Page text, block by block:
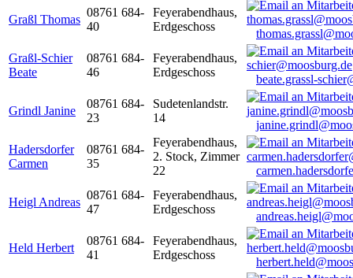
Graßl Thomas
08761 684-
40
Feyerabendhaus,
Erdgeschoss
Graßl-Schier
Beate
08761 684-
46
Feyerabendhaus,
Erdgeschoss
beate.grassl-
Grindl Janine
08761 684-
23
Sudetenlandstr.
14
Hadersdorfer
Carmen
08761 684-
35
Feyerabendhaus,
2. Stock, Zimmer
22
Heigl Andreas
08761 684-
47
Feyerabendhaus,
Erdgeschoss
Held Herbert
08761 684-
41
Feyerabendhaus,
Erdgeschoss